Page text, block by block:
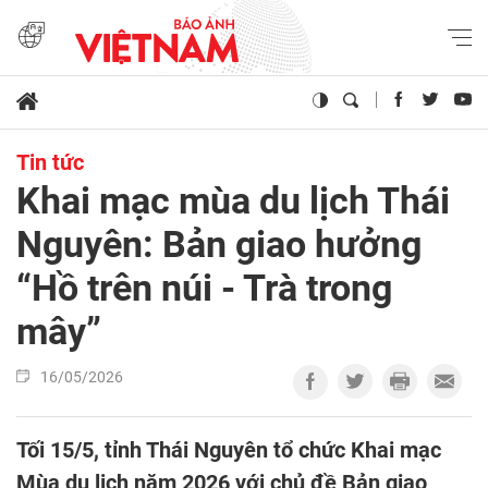
Tin tức
Khai mạc mùa du lịch Thái
Nguyên: Bản giao hưởng
“Hồ trên núi - Trà trong
mây”
16/05/2026
Tối 15/5, tỉnh Thái Nguyên tổ chức Khai mạc
Mùa du lịch năm 2026 với chủ đề Bản giao